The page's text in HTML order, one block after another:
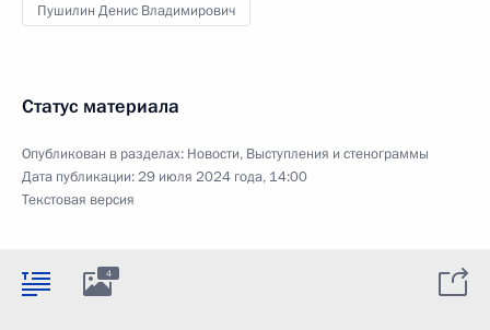
Пушилин Денис Владимирович
Статус материала
Опубликован в разделах: Новости, Выступления и стенограммы
Дата публикации:29 июля 2024 года, 14:00
Текстовая версия
4